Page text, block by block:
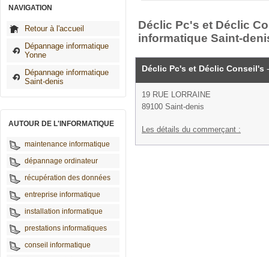
NAVIGATION
Retour à l'accueil
Dépannage informatique
Yonne
Dépannage informatique
Saint-denis
AUTOUR DE L'INFORMATIQUE
maintenance informatique
dépannage ordinateur
récupération des données
entreprise informatique
installation informatique
prestations informatiques
conseil informatique
Déclic Pc's et Déclic
informatique Saint-
Déclic Pc's et Déclic Conseil's
19 RUE LORRAINE
89100 Saint-denis
Les détails du commerçant :